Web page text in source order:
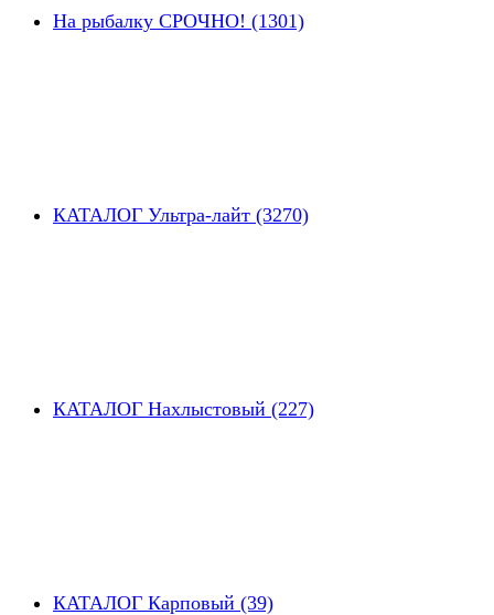
На рыбалку СРОЧНО! (1301)
КАТАЛОГ Ультра-лайт (3270)
КАТАЛОГ Нахлыстовый (227)
КАТАЛОГ Карповый (39)